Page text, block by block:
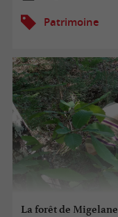
Patrimoine
La forêt de Migelane